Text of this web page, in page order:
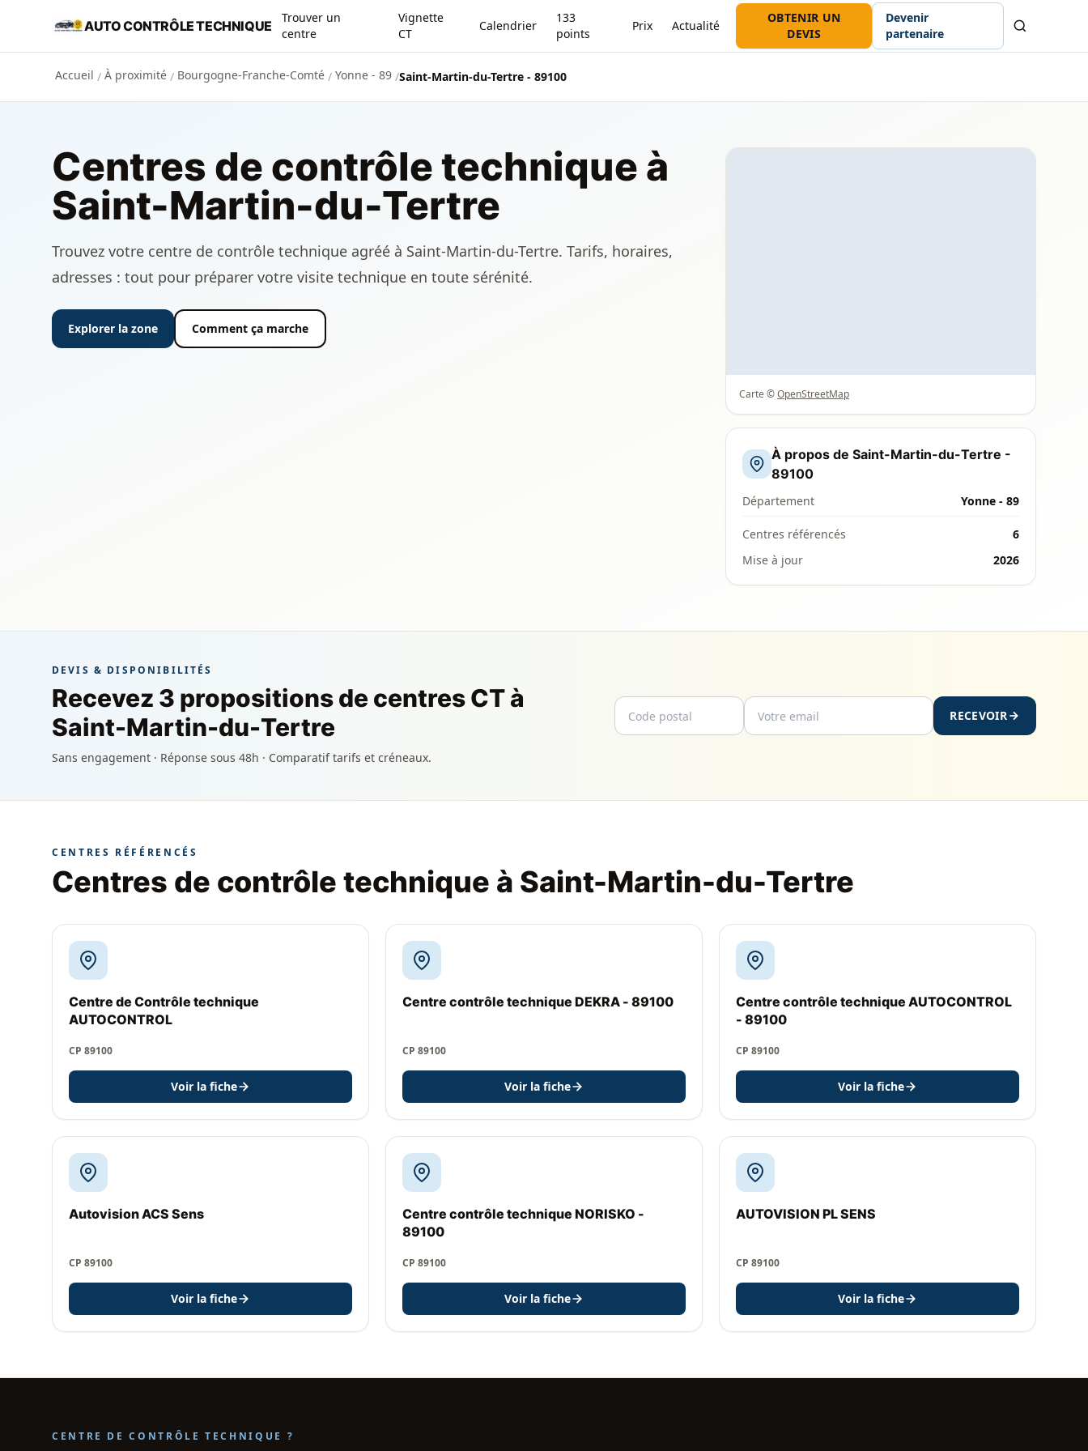
Aller au contenu principal
AUTO CONTRÔLE TECHNIQUE
Trouver un
centre
Vignette
CT
Calendrier
133
points
Prix Actualité
OBTENIR UN
DEVIS
Devenir
partenaire
Accueil / À proximité / Bourgogne-Franche-Comté / Yonne - 89 /Saint-Martin-du-Tertre - 89100
Centres de contrôle technique à
Saint-Martin-du-Tertre
Trouvez votre centre de contrôle technique agréé à Saint-Martin-du-Tertre. Tarifs, horaires,
adresses : tout pour préparer votre visite technique en toute sérénité.
Explorer la zone Comment ça marche
Carte ©OpenStreetMap
À propos de Saint-Martin-du-Tertre -
89100
Département Yonne - 89
Centres référencés
6
Mise à jour
2026
DEVIS & DISPONIBILITÉS
Recevez 3 propositions de centres CT à
Saint-Martin-du-Tertre
Sans engagement · Réponse sous 48h · Comparatif tarifs et créneaux.
Code postal
Email
RECEVOIR
CENTRES RÉFÉRENCÉS
Centres de contrôle technique à Saint-Martin-du-Tertre
Centre de Contrôle technique
AUTOCONTROL
CP 89100
Voir la fiche
Centre contrôle technique DEKRA - 89100
CP 89100
Voir la fiche
Centre contrôle technique AUTOCONTROL
- 89100
CP 89100
Voir la fiche
Autovision ACS Sens
CP 89100
Voir la fiche
Centre contrôle technique NORISKO -
89100
CP 89100
Voir la fiche
AUTOVISION PL SENS
CP 89100
Voir la fiche
CENTRE DE CONTRÔLE TECHNIQUE ?